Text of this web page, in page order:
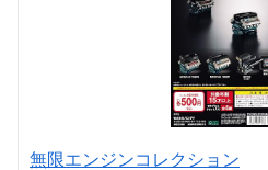
無限エンジンコレクション